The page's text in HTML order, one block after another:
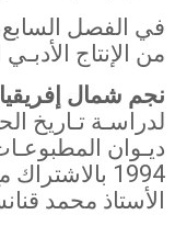
في الفصل
من الإنتاج
نجم شمال إفريقيا
لدراسـة تـاريخ
1994
الأستاذ محمد